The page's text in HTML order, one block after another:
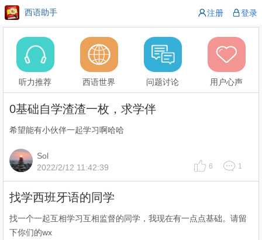
西语助手 注册 登录
听力推荐 西语世界 问题讨论 用户心声
0基础自学渣渣一枚，求学伴
希望能有小伙伴一起学习啊哈哈
Sol
2022/2/12 11:42:39
6 1
找学西班牙语的同学
找一个一起互相学习互相监督的同学，我现在有一点点基础。请留
下你们的wx